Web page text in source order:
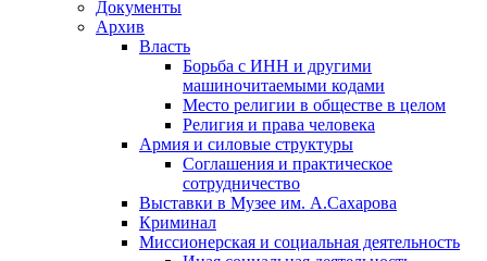
Документы
Архив
Власть
Борьба с ИНН и другими
машиночитаемыми кодами
Место религии в обществе в целом
Религия и права человека
Армия и силовые структуры
Соглашения и практическое
сотрудничество
Выставки в Музее им. А.Сахарова
Криминал
Миссионерская и социальная деятельность